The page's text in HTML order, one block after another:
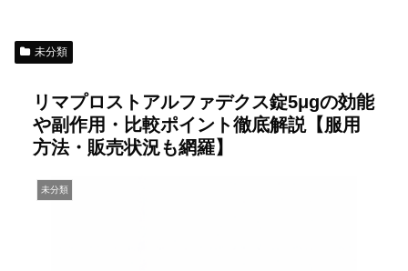
未分類
リマプロストアルファデクス錠5μgの効能
や副作用・比較ポイント徹底解説【服用
方法・販売状況も網羅】
未分類